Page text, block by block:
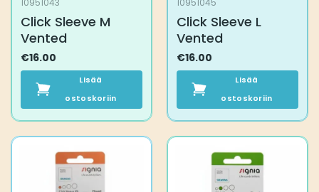
Click Sleeve M
Vented
€16.00
Lisää
ostoskoriin
Click Sleeve L
Vented
€16.00
Lisää
ostoskoriin